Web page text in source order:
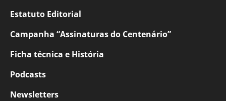
Estatuto Editorial
Campanha “Assinaturas do Centenário”
Ficha técnica e História
Podcasts
Newsletters